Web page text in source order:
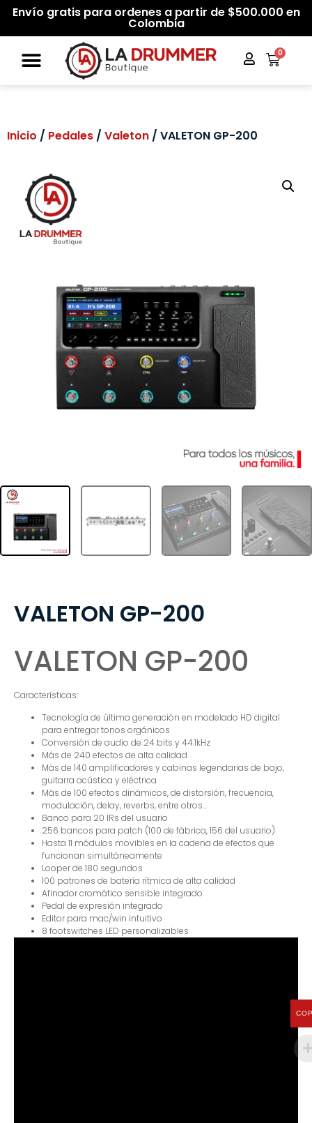
Envío gratis para ordenes a partir de $500.000 en
Colombia
0
Inicio / Pedales / Valeton / VALETON GP-200
VALETON GP-200
VALETON GP-200
Características:
Tecnología de última generación en modelado HD digital
para entregar tonos orgánicos
Conversión de audio de 24 bits y 44.1kHz
Más de 240 efectos de alta calidad
Más de 140 amplificadores y cabinas legendarias de bajo,
guitarra acústica y eléctrica
Más de 100 efectos dinámicos, de distorsión, frecuencia,
modulación, delay, reverbs, entre otros…
Banco para 20 IRs del usuario
256 bancos para patch (100 de fábrica, 156 del usuario)
Hasta 11 módulos movibles en la cadena de efectos que
funcionan simultáneamente
Looper de 180 segundos
100 patrones de batería rítmica de alta calidad
Afinador cromático sensible integrado
Pedal de expresión integrado
Editor para mac/win intuitivo
8 footswitches LED personalizables